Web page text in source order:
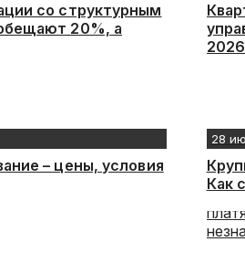
со структурным
20%, а
– цены, условия
28
Как